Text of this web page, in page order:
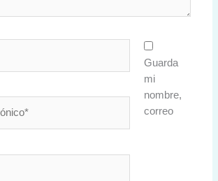
Guarda
mi
nombre,
correo